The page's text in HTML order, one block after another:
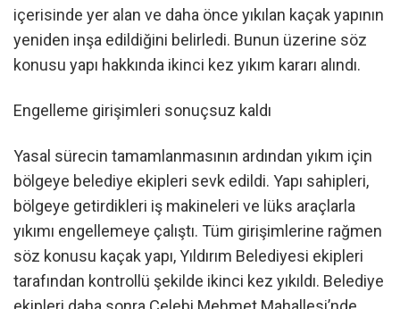
içerisinde yer alan ve daha önce yıkılan kaçak yapının
yeniden inşa edildiğini belirledi. Bunun üzerine söz
konusu yapı hakkında ikinci kez yıkım kararı alındı.
Engelleme girişimleri sonuçsuz kaldı
Yasal sürecin tamamlanmasının ardından yıkım için
bölgeye belediye ekipleri sevk edildi. Yapı sahipleri,
bölgeye getirdikleri iş makineleri ve lüks araçlarla
yıkımı engellemeye çalıştı. Tüm girişimlerine rağmen
söz konusu kaçak yapı, Yıldırım Belediyesi ekipleri
tarafından kontrollü şekilde ikinci kez yıkıldı. Belediye